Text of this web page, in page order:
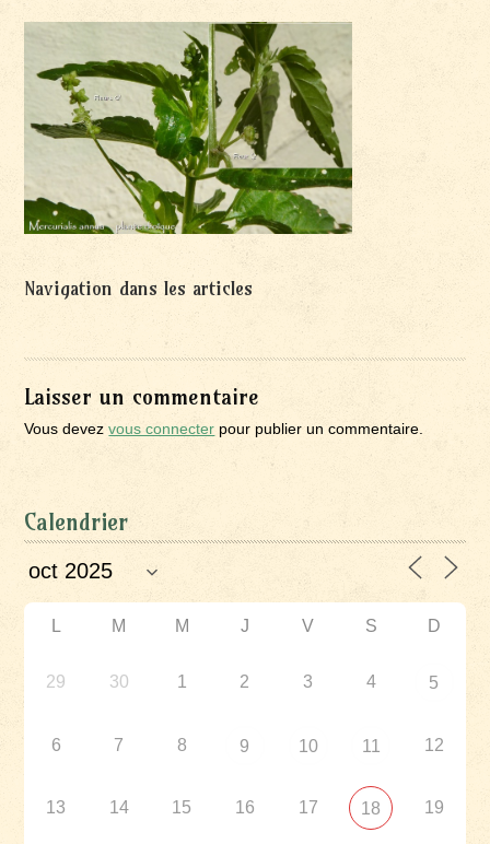
Navigation dans les articles
Laisser un commentaire
Vous devezvous connecter pour publier un commentaire.
Calendrier
L M M J V S D
29 30 1 2 3 4 5
6 7 8 9 10 11 12
13 14 15 16 17 18 19